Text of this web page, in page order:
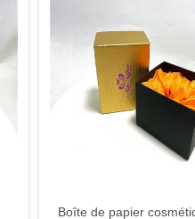
Boîte de papier